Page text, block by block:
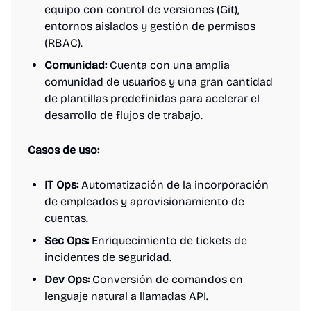
equipo con control de versiones (Git),
entornos aislados y gestión de permisos
(RBAC).
Comunidad:Cuenta con una amplia
comunidad de usuarios y una gran cantidad
de plantillas predefinidas para acelerar el
desarrollo de flujos de trabajo.
Casos de uso:
IT Ops:Automatización de la incorporación
de empleados y aprovisionamiento de
cuentas.
Sec Ops:Enriquecimiento de tickets de
incidentes de seguridad.
Dev Ops:Conversión de comandos en
lenguaje natural a llamadas API.